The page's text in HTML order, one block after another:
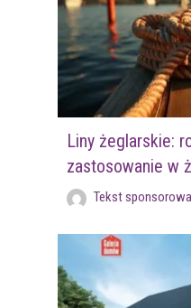
Liny żeglarskie:
zastosowanie w
Tekst